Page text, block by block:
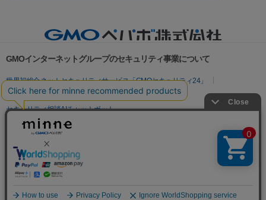
GMOインターネットグループのセキュリティ事業について
世界初総合ネットセキュリティサービス「GMOセキュリティ24」
パスワード漏洩診断
Webサイトリスク診断
セキュリティ相談AIチャットボット
実在証明・盗聴対策
サイバー攻撃対策（GMO Flatt Security）
セキュリティ事業の軌跡